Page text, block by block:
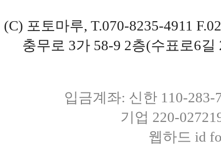
(C) 포토마루, T.070-8235-4911
충무로 3가 58-9 2층(수표로6
입금계좌: 신한 110-
기업 220-
웹하드 id